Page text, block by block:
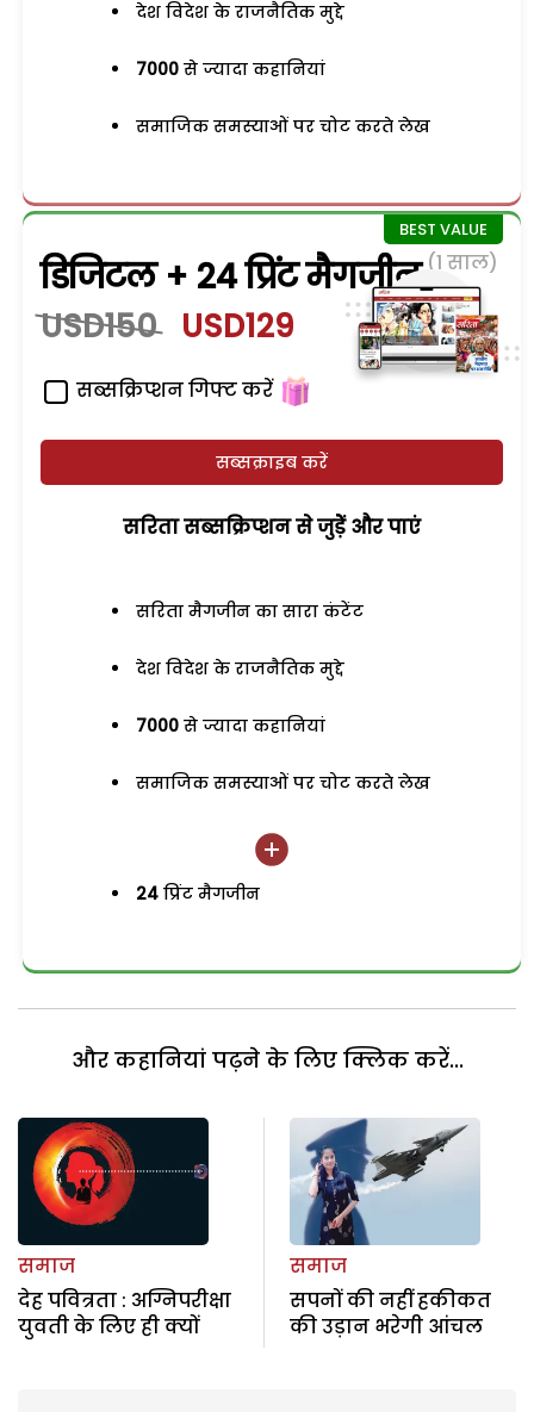
देश विदेश के राजनैतिक मुद्दे
7000 से ज्यादा कहानियां
समाजिक समस्याओं पर चोट करते लेख
डिजिटल + 24 प्रिंट मैगजीन (1 साल)
USD150 USD129
सब्सक्रिप्शन गिफ्ट करें
सब्सक्राइब करें
सरिता सब्सक्रिप्शन से जुड़ेें और पाएं
सरिता मैगजीन का सारा कंटेंट
देश विदेश के राजनैतिक मुद्दे
7000 से ज्यादा कहानियां
समाजिक समस्याओं पर चोट करते लेख
24 प्रिंट मैगजीन
और कहानियां पढ़ने के लिए क्लिक करें...
समाज
देह पवित्रता : अग्निपरीक्षा
युवती के लिए ही क्यों
समाज
सपनों की नहीं हकीकत
की उड़ान भरेगी आंचल